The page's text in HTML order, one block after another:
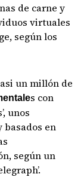
de carne y
virtuales
según los
un millón de
s con
unos
en
según un